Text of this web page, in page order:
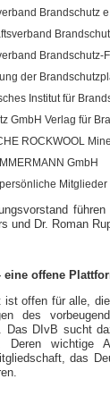
Brandschutz
Brandschutz-
der
Institut für
GmbH Verlag für
ROCKWOOL
GmbH
Mitglieder
und Dr. Roman
eine offene
ist offen für alle,
des
Das DIvB sucht
Deren wichtige
das